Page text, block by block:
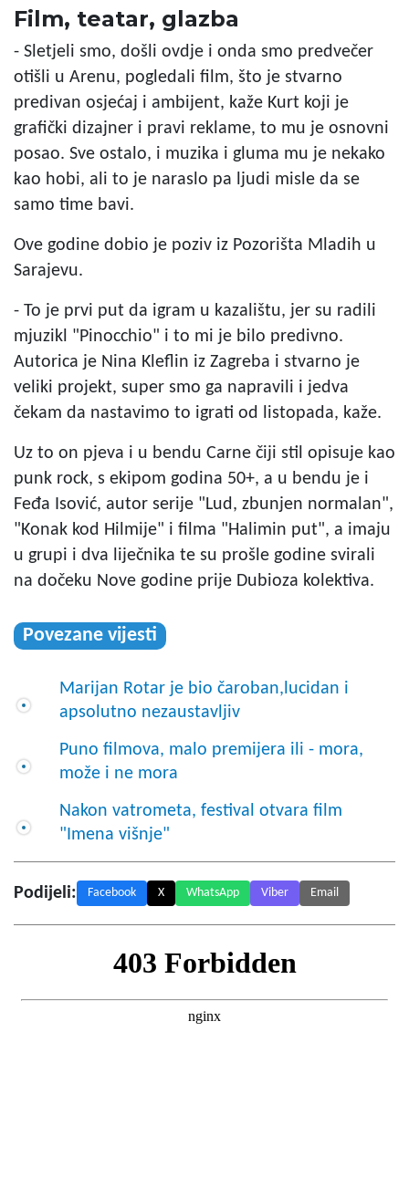
Film, teatar, glazba
- Sletjeli smo, došli ovdje i onda smo predvečer
otišli u Arenu, pogledali film, što je stvarno
predivan osjećaj i ambijent, kaže Kurt koji je
grafički dizajner i pravi reklame, to mu je osnovni
posao. Sve ostalo, i muzika i gluma mu je nekako
kao hobi, ali to je naraslo pa ljudi misle da se
samo time bavi.
Ove godine dobio je poziv iz Pozorišta Mladih u
Sarajevu.
- To je prvi put da igram u kazalištu, jer su radili
mjuzikl "Pinocchio" i to mi je bilo predivno.
Autorica je Nina Kleflin iz Zagreba i stvarno je
veliki projekt, super smo ga napravili i jedva
čekam da nastavimo to igrati od listopada, kaže.
Uz to on pjeva i u bendu Carne čiji stil opisuje kao
punk rock, s ekipom godina 50+, a u bendu je i
Feđa Isović, autor serije "Lud, zbunjen normalan",
"Konak kod Hilmije" i filma "Halimin put", a imaju
u grupi i dva liječnika te su prošle godine svirali
na dočeku Nove godine prije Dubioza kolektiva.
Povezane vijesti
Marijan Rotar je bio čaroban,lucidan i
apsolutno nezaustavljiv
Puno filmova, malo premijera ili - mora,
može i ne mora
Nakon vatrometa, festival otvara film
"Imena višnje"
Podijeli: Facebook X WhatsApp Viber Email